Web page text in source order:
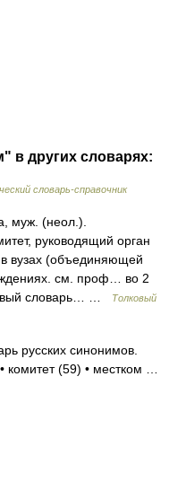
в других словарях:
словарь-справочник
(неол.).
руководящий орган
вузах (объединяющей
см. проф… во 2
словарь… …
Толковый
русских синонимов.
(59) • местком …